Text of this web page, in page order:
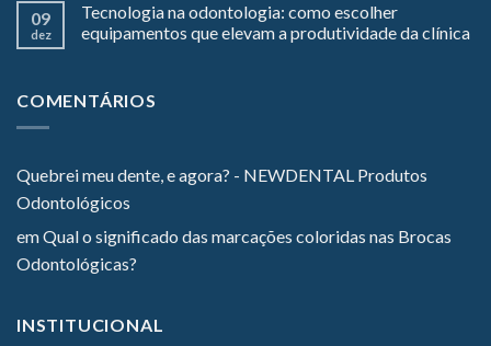
09
dez
Tecnologia na odontologia: como escolher
equipamentos que elevam a produtividade da clínica
COMENTÁRIOS
Quebrei meu dente, e agora? - NEWDENTAL Produtos
Odontológicos
emQual o significado das marcações coloridas nas Brocas
Odontológicas?
INSTITUCIONAL